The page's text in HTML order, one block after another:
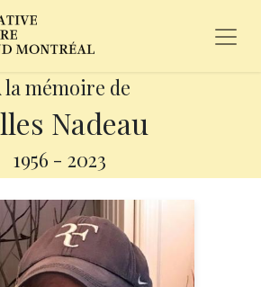
la mémoire de
Nadeau
1956 - 2023